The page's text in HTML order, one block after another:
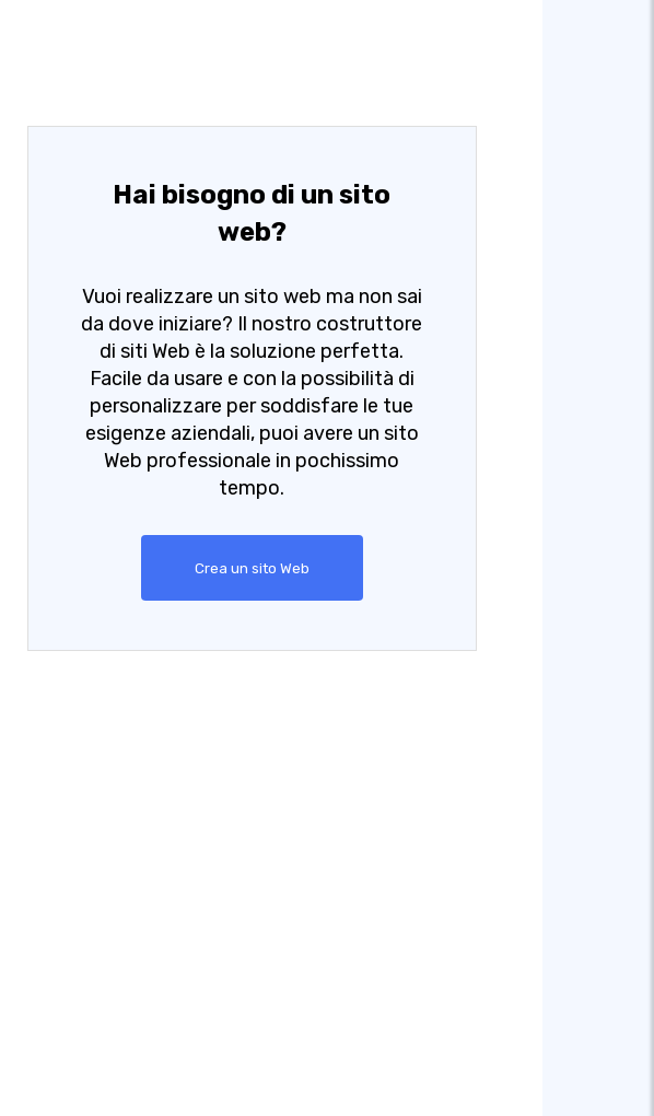
Hai bisogno di un sito
web?
Vuoi realizzare un sito web ma non sai
da dove iniziare? Il nostro costruttore
di siti Web è la soluzione perfetta.
Facile da usare e con la possibilità di
personalizzare per soddisfare le tue
esigenze aziendali, puoi avere un sito
Web professionale in pochissimo
tempo.
Crea un sito Web